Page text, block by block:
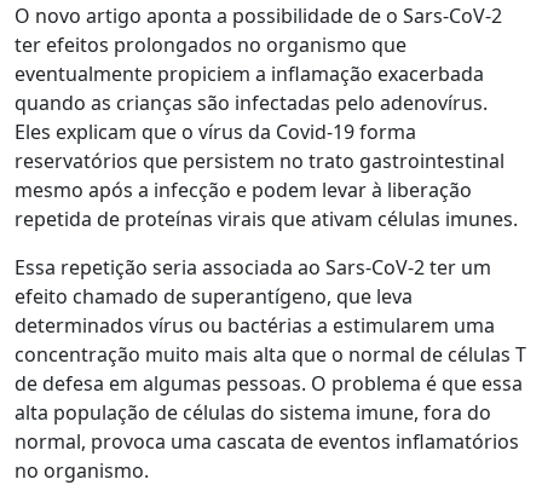
O novo artigo aponta a possibilidade de o Sars-CoV-2
ter efeitos prolongados no organismo que
eventualmente propiciem a inflamação exacerbada
quando as crianças são infectadas pelo adenovírus.
Eles explicam que o vírus da Covid-19 forma
reservatórios que persistem no trato gastrointestinal
mesmo após a infecção e podem levar à liberação
repetida de proteínas virais que ativam células imunes.
Essa repetição seria associada ao Sars-CoV-2 ter um
efeito chamado de superantígeno, que leva
determinados vírus ou bactérias a estimularem uma
concentração muito mais alta que o normal de células T
de defesa em algumas pessoas. O problema é que essa
alta população de células do sistema imune, fora do
normal, provoca uma cascata de eventos inflamatórios
no organismo.